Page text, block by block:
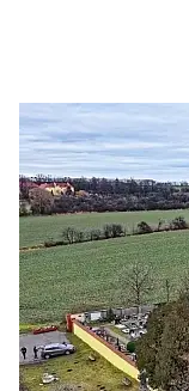
Politika • Volební
městě
Jakými nástroji
13 do procesů
Třebonice a
Metropolitn...